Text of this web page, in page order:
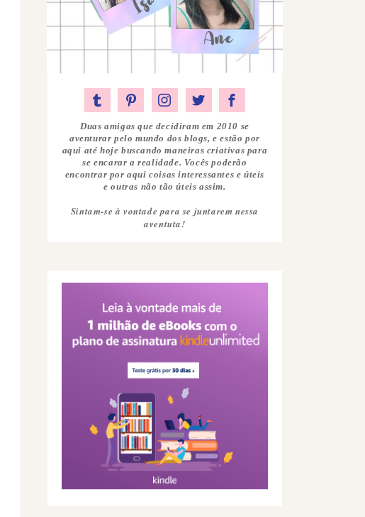
Duas amigas que decidiram em 2010 se
aventurar pelo mundo dos blogs, e estão por
aqui até hoje buscando maneiras criativas para
se encarar a realidade. Vocês poderão
encontrar por aqui coisas interessantes e úteis
e outras não tão úteis assim.
Sintam-se à vontade para se juntarem nessa
aventuta!